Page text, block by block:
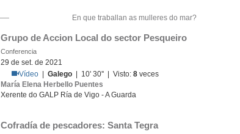
En que traballan as mulleres do mar?
Grupo de Accion Local do sector Pesqueiro
Conferencia
29 de set. de 2021
Vídeo |Galego | 10' 30'' | Visto:8 veces
María Elena Herbello Puentes
Xerente do GALP Ría de Vigo - A Guarda
Cofradía de pescadores: Santa Tegra